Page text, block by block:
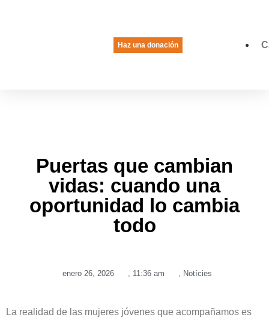
Haz una donación
Puertas que cambian
vidas: cuando una
oportunidad lo cambia
todo
enero 26, 2026 , 11:36 am , Notícies
La realidad de las mujeres jóvenes que acompañamos es